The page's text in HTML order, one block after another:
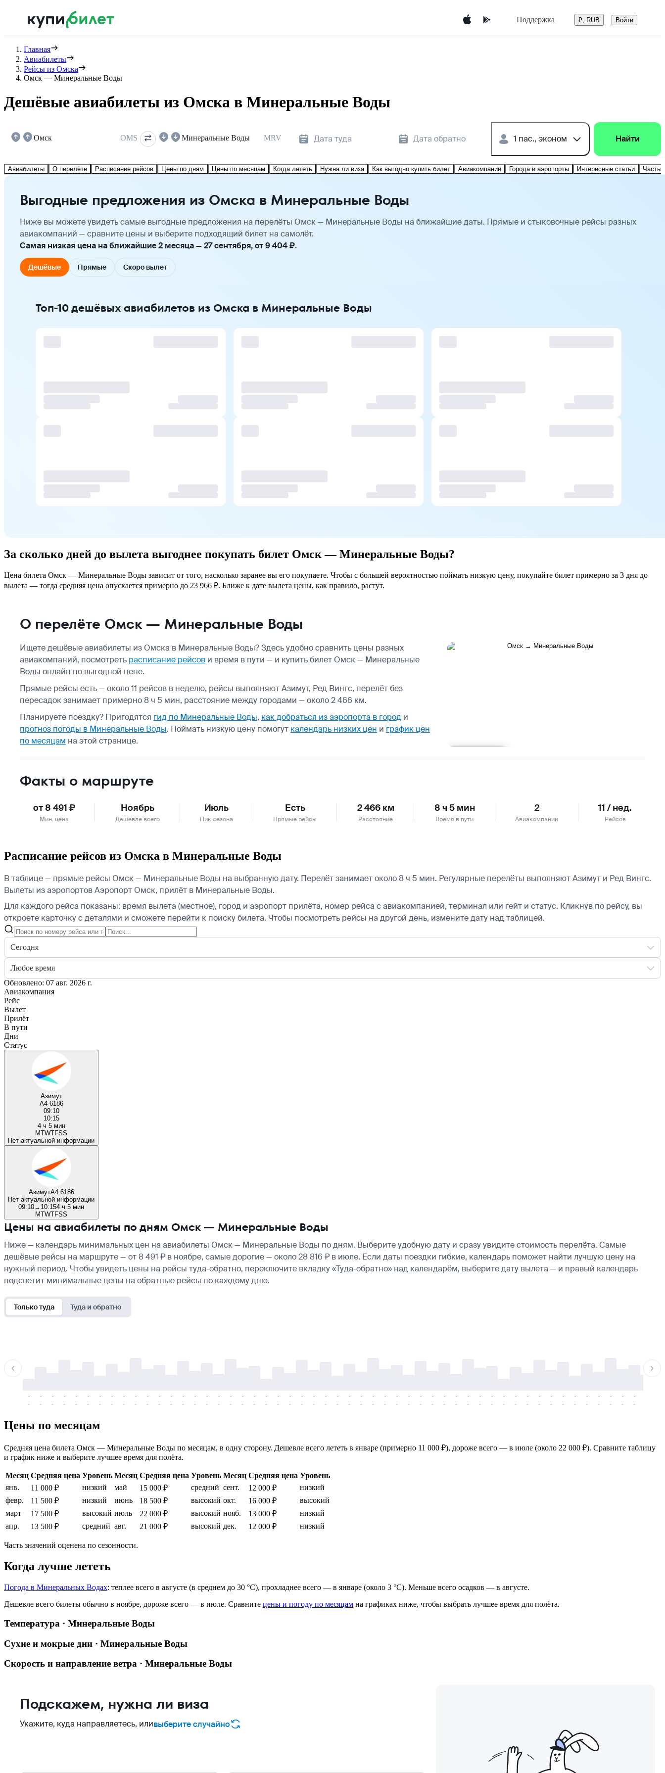
Поддержка ₽, RUB Войти
Главная
Авиабилеты
Рейсы из Омска
Омск — Минеральные Воды
Дешёвые авиабилеты из Омска в Минеральные Воды
Омск OMS Минеральные Воды MRV Дата туда Дата обратно 1 пас., эконом Найти
Авиабилеты О перелёте Расписание рейсов Цены по дням Цены по месяцам Когда лететь Нужна ли виза Как выгодно купить билет Авиакомпании Города и аэропорты Интересные статьи
Выгодные предложения из Омска в Минеральные Воды
Ниже вы можете увидеть самые выгодные предложения на перелёты Омск — Минеральные Воды на ближайшие даты. Прямые и стыковочные рейсы разных
авиакомпаний — сравните цены и выберите подходящий билет на самолёт.
Самая низкая цена на ближайшие 2 месяца — 27 сентября, от 9 404 ₽.
Дешёвые Прямые Скоро вылет
Топ-10 дешёвых авиабилетов из Омска в Минеральные Воды
За сколько дней до вылета выгоднее покупать билет Омск — Минеральные Воды?
Цена билета Омск — Минеральные Воды зависит от того, насколько заранее вы его покупаете. Чтобы с большей вероятностью поймать низкую цену, покупайте билет примерно за 3 дня до
вылета — тогда средняя цена опускается примерно до 23 966 ₽. Ближе к дате вылета цены, как правило, растут.
О перелёте Омск — Минеральные Воды
Ищете дешёвые авиабилеты из Омска в Минеральные Воды? Здесь удобно сравнить цены разных
авиакомпаний, посмотреть расписание рейсов и время в пути — и купить билет Омск — Минеральные
Воды онлайн по выгодной цене.
Прямые рейсы есть — около 11 рейсов в неделю, рейсы выполняют Азимут, Ред Вингс, перелёт без
пересадок занимает примерно 8 ч 5 мин, расстояние между городами — около 2 466 км.
Планируете поездку? Пригодятся гид по Минеральные Воды, как добраться из аэропорта в город и
прогноз погоды в Минеральные Воды. Поймать низкую цену помогут календарь низких цен и график цен
по месяцам на этой странице.
Факты о маршруте
от 8 491 ₽
Мин. цена
Ноябрь
Дешевле всего
Июль
Пик сезона
Есть
Прямые рейсы
2 466 км
Расстояние
8 ч 5 мин
Время в пути
2
Авиакомпании
11 / нед.
Рейсов
Расписание рейсов из Омска в Минеральные Воды
В таблице — прямые рейсы Омск — Минеральные Воды на выбранную дату. Перелёт занимает около 8 ч 5 мин. Регулярные перелёты выполняют Азимут и Ред Вингс.
Вылеты из аэропортов Аэропорт Омск, прилёт в Минеральные Воды.
Для каждого рейса показаны: время вылета (местное), город и аэропорт прилёта, номер рейса с авиакомпанией, терминал или гейт и статус. Кликнув по рейсу, вы
откроете карточку с деталями и сможете перейти к поиску билета. Чтобы посмотреть рейсы на другой день, измените дату над таблицей.
Сегодня
Любое время
Обновлено: 07 авг. 2026 г.
Авиакомпания
Рейс
Вылет
Прилёт
В пути
Дни
Статус
Азимут
A4 6186
09:10
10:15
4 ч 5 мин
MTWTFSS
Нет актуальной информации
АзимутA4 6186
Нет актуальной информации
09:10→ 10:154 ч 5 мин
MTWTFSS
Цены на авиабилеты по дням Омск — Минеральные Воды
Ниже — календарь минимальных цен на авиабилеты Омск — Минеральные Воды по дням. Выберите удобную дату и сразу увидите стоимость перелёта. Самые
дешёвые рейсы на маршруте — от 8 491 ₽ в ноябре, самые дорогие — около 28 816 ₽ в июле. Если даты поездки гибкие, календарь поможет найти лучшую цену на
нужный период. Чтобы увидеть цены на рейсы туда-обратно, переключите вкладку «Туда-обратно» над календарём, выберите дату вылета — и правый календарь
подсветит минимальные цены на обратные рейсы по каждому дню.
Только туда Туда и обратно
-
-
-
-
-
-
-
-
-
-
-
-
-
-
-
-
-
-
-
-
-
-
-
-
-
-
-
-
-
-
-
-
-
-
-
-
-
-
-
-
-
-
-
-
-
-
-
-
-
-
-
-
-
-
-
-
-
-
-
-
-
-
-
-
-
-
-
-
-
-
-
-
-
-
-
-
-
-
-
-
-
-
-
-
-
-
-
-
-
-
-
-
-
-
-
-
-
-
-
-
-
-
-
-
Цены по месяцам
Средняя цена билета Омск — Минеральные Воды по месяцам, в одну сторону. Дешевле всего лететь в январе (примерно 11 000 ₽), дороже всего — в июле (около 22 000 ₽). Сравните таблицу
и график ниже и выберите лучшее время для полёта.
Месяц Средняя цена Уровень Месяц Средняя цена Уровень Месяц Средняя цена Уровень
янв.
11 000 ₽ низкий май 15 000 ₽ средний сент. 12 000 ₽
низкий
февр.
11 500 ₽ низкий июнь 18 500 ₽ высокий окт. 16 000 ₽
высокий
март
17 500 ₽ высокий июль 22 000 ₽ высокий нояб. 13 000 ₽
низкий
апр.
13 500 ₽ средний авг. 21 000 ₽ высокий дек. 12 000 ₽ низкий
Часть значений оценена по сезонности.
Когда лучше лететь
Погода в Минеральных Водах: теплее всего в августе (в среднем до 30 °C), прохладнее всего — в январе (около 3 °C). Меньше всего осадков — в августе.
Дешевле всего билеты обычно в ноябре, дороже всего — в июле. Сравните цены и погоду по месяцам на графиках ниже, чтобы выбрать лучшее время для полёта.
Температура · Минеральные Воды
Сухие и мокрые дни · Минеральные Воды
Скорость и направление ветра · Минеральные Воды
Подскажем, нужна ли виза
Укажите, куда направляетесь, иливыберите случайно